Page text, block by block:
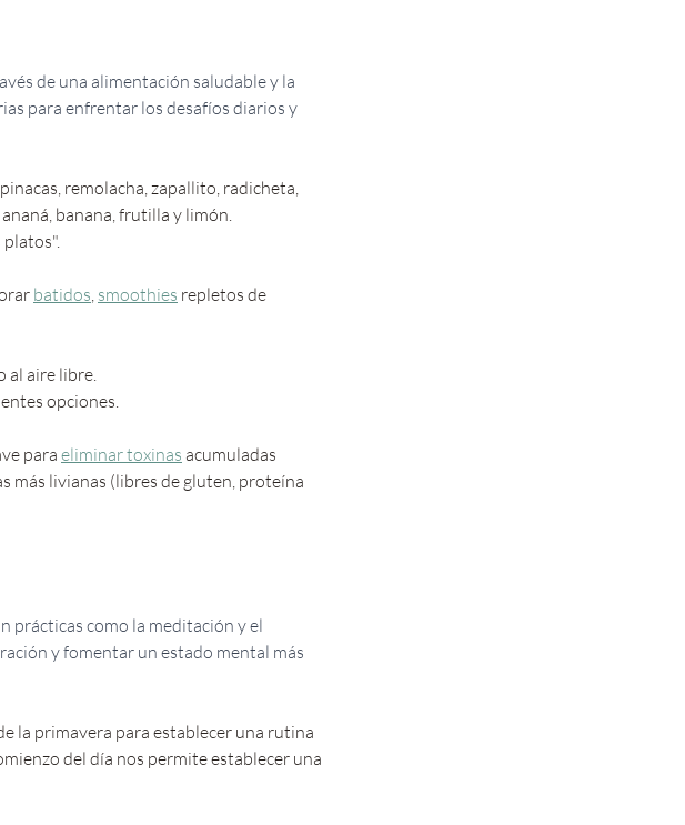
de una alimentación saludable y la
para enfrentar los desafíos diarios y
remolacha, zapallito, radicheta,
banana, frutilla y limón.
platos".
batidos, smoothies repletos de
al aire libre.
opciones.
para eliminar toxinas acumuladas
más livianas (libres de gluten, proteína
prácticas como la meditación y el
y fomentar un estado mental más
la primavera para establecer una rutina
del día nos permite establecer una